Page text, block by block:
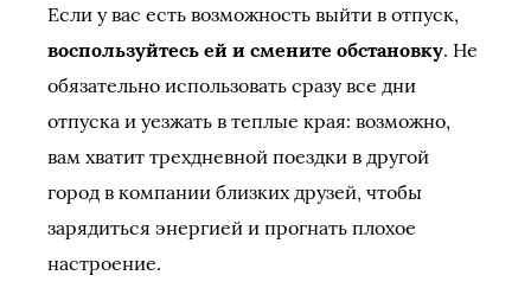
Если у вас есть возможность выйти в отпуск,
воспользуйтесь ей и смените обстановку. Не
обязательно использовать сразу все дни
отпуска и уезжать в теплые края: возможно,
вам хватит трехдневной поездки в другой
город в компании близких друзей, чтобы
зарядиться энергией и прогнать плохое
настроение.